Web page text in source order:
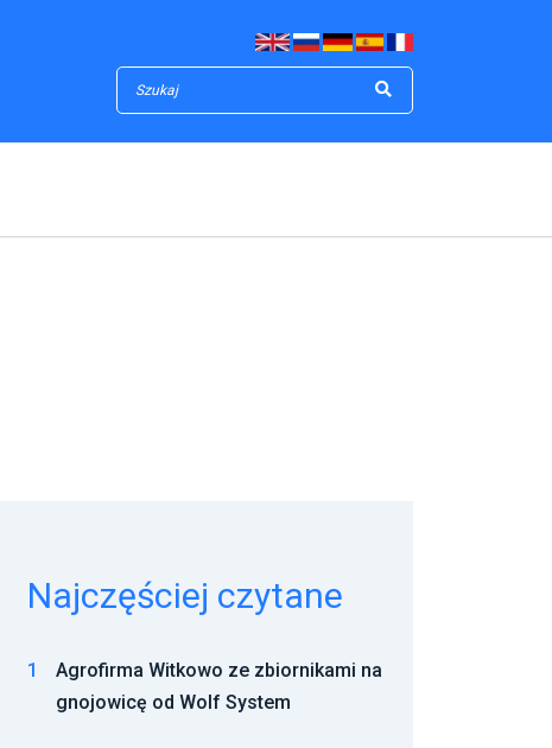
Najczęściej czytane
1
Agrofirma Witkowo ze zbiornikami na
gnojowicę od Wolf System